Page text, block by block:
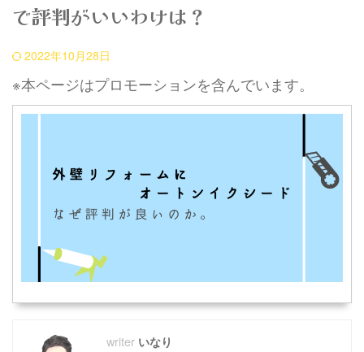
で評判がいいわけは？
2022年10月28日
※本ページはプロモーションを含んでいます。
いなり